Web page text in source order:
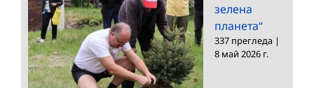
зелена
планета“
337 прегледа |
8 май 2026 г.